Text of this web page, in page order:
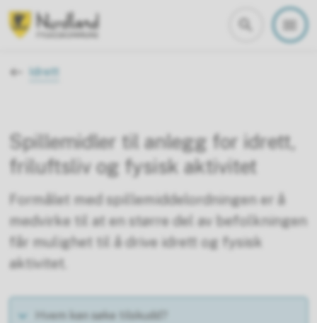
Du er her:
Idrett
Spillemidler til anlegg for idrett,
friluftsliv og fysisk aktivitet
Formålet med spillemiddelordningen er å
medvirke til at en større del av befolkningen
får mulighet til å drive idrett og fysisk
aktivitet.
Hvem kan søke tilskudd?